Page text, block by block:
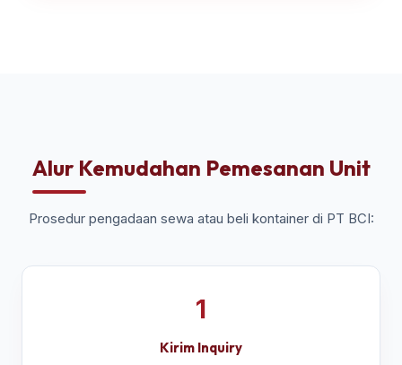
Alur Kemudahan Pemesanan Unit
Prosedur pengadaan sewa atau beli kontainer di PT BCI:
1
Kirim Inquiry